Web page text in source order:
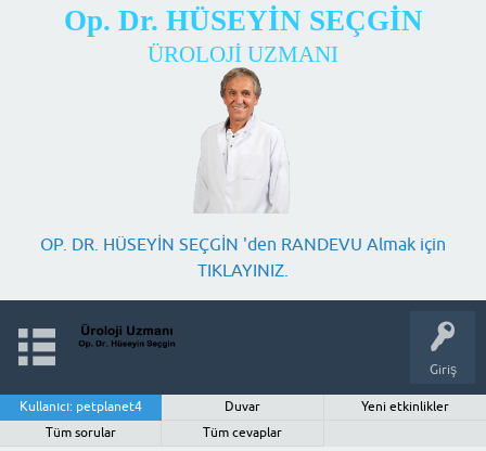
Op. Dr. HÜSEYİN SEÇGİN
ÜROLOJİ UZMANI
OP. DR. HÜSEYİN SEÇGİN 'den RANDEVU Almak için
TIKLAYINIZ.
Giriş
Kullanıcı: petplanet4 Duvar
Yeni etkinlikler
Tüm sorular
Tüm cevaplar